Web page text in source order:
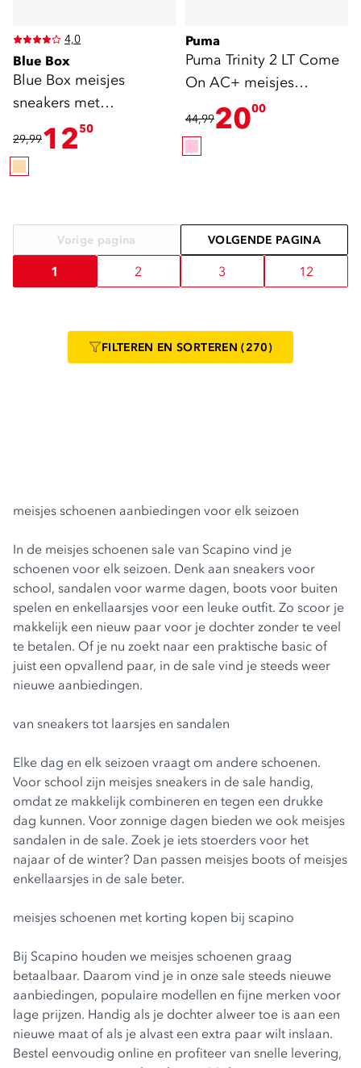
4,0
Blue Box
Blue Box meisjes
sneakers met
panterprint beige goud
29,991250
Puma
Puma Trinity 2 LT Come
On AC+ meisjes
sneakers roze wit
44,992000
Vorige pagina VOLGENDE PAGINA
1 2 3 12
FILTEREN EN SORTEREN (270)
meisjes schoenen aanbiedingen voor elk seizoen
In de meisjes schoenen sale van Scapino vind je
schoenen voor elk seizoen. Denk aan sneakers voor
school, sandalen voor warme dagen, boots voor buiten
spelen en enkellaarsjes voor een leuke outfit. Zo scoor je
makkelijk een nieuw paar voor je dochter zonder te veel
te betalen. Of je nu zoekt naar een praktische basic of
juist een opvallend paar, in de sale vind je steeds weer
nieuwe aanbiedingen.
van sneakers tot laarsjes en sandalen
Elke dag en elk seizoen vraagt om andere schoenen.
Voor school zijn meisjes sneakers in de sale handig,
omdat ze makkelijk combineren en tegen een drukke
dag kunnen. Voor zonnige dagen bieden we ook meisjes
sandalen in de sale. Zoek je iets stoerders voor het
najaar of de winter? Dan passen meisjes boots of meisjes
enkellaarsjes in de sale beter.
meisjes schoenen met korting kopen bij scapino
Bij Scapino houden we meisjes schoenen graag
betaalbaar. Daarom vind je in onze sale steeds nieuwe
aanbiedingen, populaire modellen en fijne merken voor
lage prijzen. Handig als je dochter alweer toe is aan een
nieuwe maat of als je alvast een extra paar wilt inslaan.
Bestel eenvoudig online en profiteer van snelle levering,